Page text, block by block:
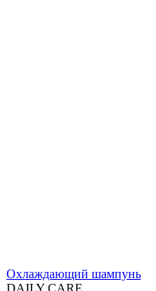
Охлаждающий шампунь
DAILY CARE